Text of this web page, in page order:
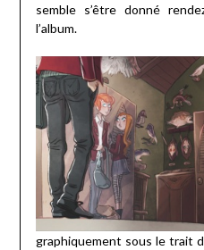
semble s’être donné
l’album.
graphiquement sous le trait